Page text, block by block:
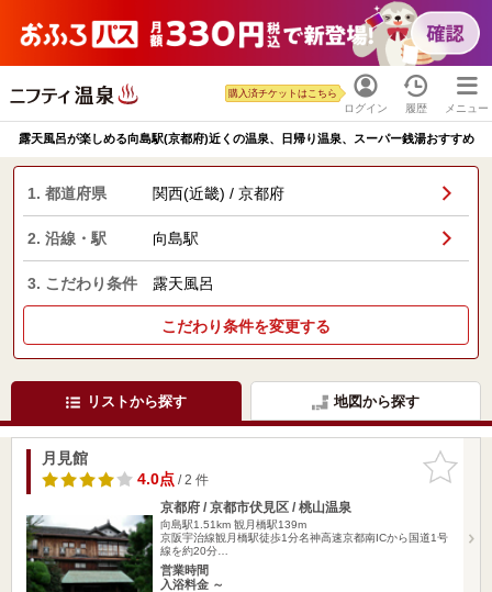
ログイン
購入済チケットはこちら
履歴 メニュー
露天風呂が楽しめる向島駅(京都府)近くの温泉、日帰り温泉、スーパー銭湯おすすめ
1. 都道府県 関西(近畿) / 京都府
2. 沿線・駅 向島駅
3. こだわり条件 露天風呂
こだわり条件を変更する
リストから探す 地図から探す
お気に入
りに追加
月見館
4.0点/ 2 件
京都府 / 京都市伏見区 / 桃山温泉
向島駅1.51km 観月橋駅139m
京阪宇治線観月橋駅徒歩1分名神高速京都南ICから国道1号
線を約20分…
営業時間
入浴料金 ～